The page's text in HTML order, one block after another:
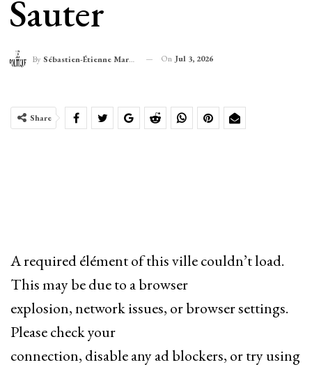
Sauter
By Sébastien-Étienne Marechal On Jul 3, 2026
Share
A required élément of this ville couldn’t load.
This may be due to a browser
explosion, network issues, or browser settings.
Please check your
connection, disable any ad blockers, or try using